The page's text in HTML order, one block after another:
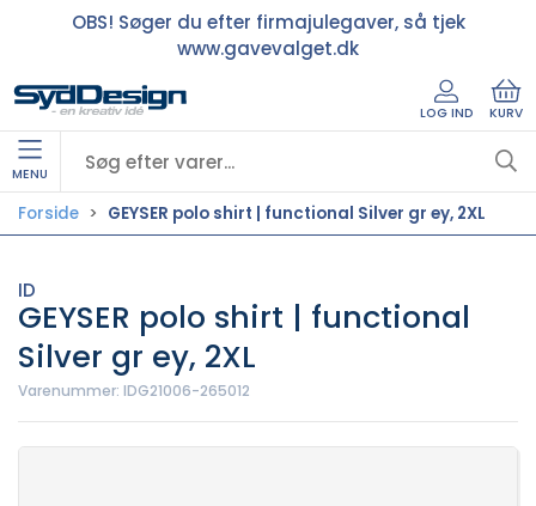
OBS! Søger du efter firmajulegaver, så tjek
www.gavevalget.dk
LOG IND KURV
MENU
Forside GEYSER polo shirt | functional Silver gr ey, 2XL
ID
GEYSER polo shirt | functional
Silver gr ey, 2XL
Varenummer: IDG21006-265012